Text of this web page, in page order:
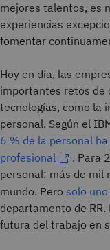
mejores talentos, es
experiencias
fomentar
Hoy en día, las
importantes retos de
tecnologías, como la
personal. Según el
6 % de la personal
profesional
. Para
personal: más de mil
mundo. Pero solo
departamento de
futura del trabajo en